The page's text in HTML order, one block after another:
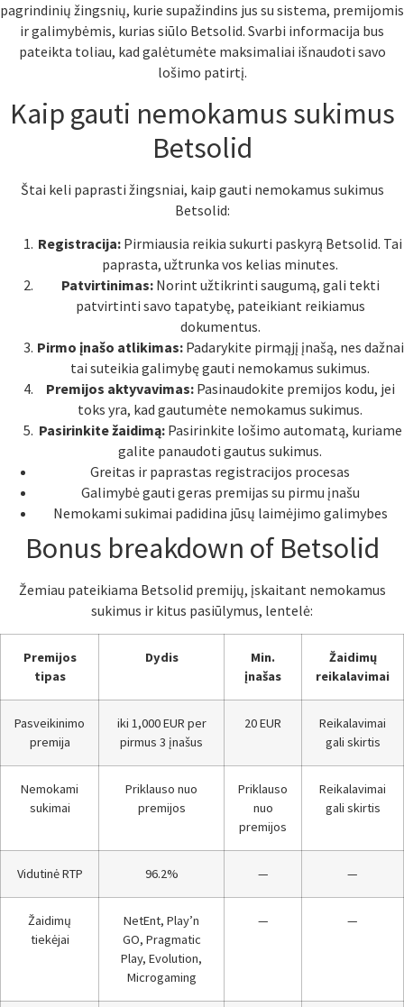
pagrindinių žingsnių, kurie supažindins jus su sistema, premijomis
ir galimybėmis, kurias siūlo Betsolid. Svarbi informacija bus
pateikta toliau, kad galėtumėte maksimaliai išnaudoti savo
lošimo patirtį.
Kaip gauti nemokamus sukimus
Betsolid
Štai keli paprasti žingsniai, kaip gauti nemokamus sukimus
Betsolid:
Registracija: Pirmiausia reikia sukurti paskyrą Betsolid. Tai
paprasta, užtrunka vos kelias minutes.
Patvirtinimas:Norint užtikrinti saugumą, gali tekti
patvirtinti savo tapatybę, pateikiant reikiamus
dokumentus.
Pirmo įnašo atlikimas:Padarykite pirmąjį įnašą, nes dažnai
tai suteikia galimybę gauti nemokamus sukimus.
Premijos aktyvavimas:Pasinaudokite premijos kodu, jei
toks yra, kad gautumėte nemokamus sukimus.
Pasirinkite žaidimą:Pasirinkite lošimo automatą, kuriame
galite panaudoti gautus sukimus.
Greitas ir paprastas registracijos procesas
Galimybė gauti geras premijas su pirmu įnašu
Nemokami sukimai padidina jūsų laimėjimo galimybes
Bonus breakdown of Betsolid
Žemiau pateikiama Betsolid premijų, įskaitant nemokamus
sukimus ir kitus pasiūlymus, lentelė:
Premijos
tipas
Dydis
Min.
įnašas
Žaidimų
reikalavimai
Pasveikinimo
premija
iki 1,000 EUR per
pirmus 3 įnašus
20 EUR
Reikalavimai
gali skirtis
Nemokami
sukimai
Priklauso nuo
premijos
Priklauso
nuo
premijos
Reikalavimai
gali skirtis
Vidutinė RTP 96.2% — —
Žaidimų
tiekėjai
NetEnt, Play’n
GO, Pragmatic
Play, Evolution,
Microgaming
— —